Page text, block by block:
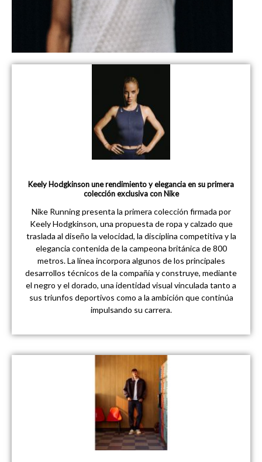
Keely Hodgkinson une rendimiento y elegancia en su primera
colección exclusiva con Nike
Nike Running presenta la primera colección firmada por
Keely Hodgkinson, una propuesta de ropa y calzado que
traslada al diseño la velocidad, la disciplina competitiva y la
elegancia contenida de la campeona británica de 800
metros. La línea incorpora algunos de los principales
desarrollos técnicos de la compañía y construye, mediante
el negro y el dorado, una identidad visual vinculada tanto a
sus triunfos deportivos como a la ambición que continúa
impulsando su carrera.